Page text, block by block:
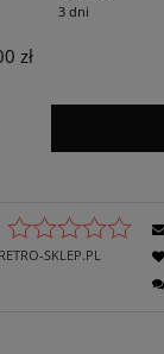
3 dni
zł
RETRO-SKLEP.PL